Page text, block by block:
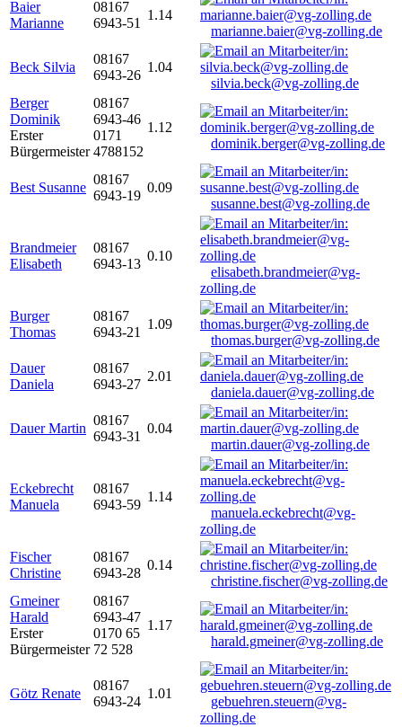
Baier
Marianne
08167
6943-51
1.14
marianne.baier@vg-zolling.de
Beck Silvia
08167
6943-26
1.04
silvia.beck@vg-zolling.de
Berger
Dominik
Erster
Bürgermeister
08167
6943-46
0171
4788152
1.12
dominik.berger@vg-zolling.de
Best Susanne
08167
6943-19
0.09
susanne.best@vg-zolling.de
Brandmeier
Elisabeth
08167
6943-13
0.10
elisabeth.brandmeier@vg-
zolling.de
Burger
Thomas
08167
6943-21
1.09
thomas.burger@vg-zolling.de
Dauer
Daniela
08167
6943-27
2.01
daniela.dauer@vg-zolling.de
Dauer Martin
08167
6943-31
0.04
martin.dauer@vg-zolling.de
Eckebrecht
Manuela
08167
6943-59
1.14
manuela.eckebrecht@vg-
zolling.de
Fischer
Christine
08167
6943-28
0.14
christine.fischer@vg-zolling.de
Gmeiner
Harald
Erster
Bürgermeister
08167
6943-47
0170 65
72 528
1.17
harald.gmeiner@vg-zolling.de
Götz Renate
08167
6943-24
1.01
gebuehren.steuern@vg-
zolling.de